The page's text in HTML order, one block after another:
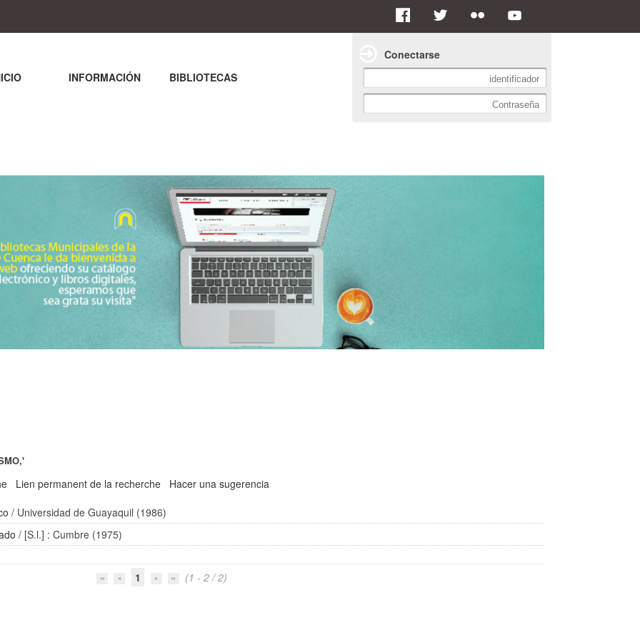
Lien permanent de la recherche
Hacer una sugerencia
/ Universidad de Guayaquil (1986)
/ [S.l.] : Cumbre (1975)
1 (1 - 2 / 2)
INFORMACIÓN BIBLIOTECAS
Conectarse